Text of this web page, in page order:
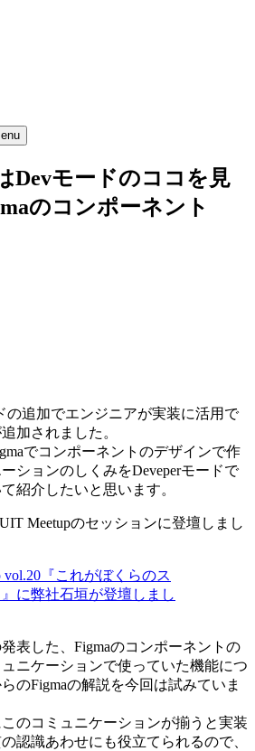
Devモードのココを見
のコンポーネント
の追加でエンジニアが実装に活用で
加されました。
でコンポーネントのデザインで作
ションのしくみをDeveperモードで
紹介したいと思います。
Meetupのセッションに登壇しまし
vol.20『これがぼくらのス
に弊社石垣が登壇しまし
表した、Figmaのコンポーネントの
ニケーションで使っていた機能につ
のFigmaの解説を今回は試みていま
のコミュニケーションが揃うと実装
認識あわせにも役立てられるので、